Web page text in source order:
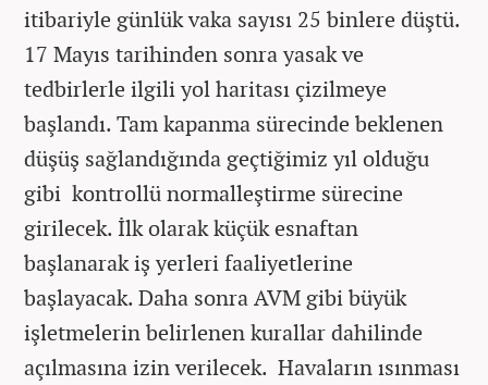
itibariyle günlük vaka sayısı 25 binlere düştü.
17 Mayıs tarihinden sonra yasak ve
tedbirlerle ilgili yol haritası çizilmeye
başlandı. Tam kapanma sürecinde beklenen
düşüş sağlandığında geçtiğimiz yıl olduğu
gibi kontrollü normalleştirme sürecine
girilecek. İlk olarak küçük esnaftan
başlanarak iş yerleri faaliyetlerine
başlayacak. Daha sonra AVM gibi büyük
işletmelerin belirlenen kurallar dahilinde
açılmasına izin verilecek. Havaların ısınması